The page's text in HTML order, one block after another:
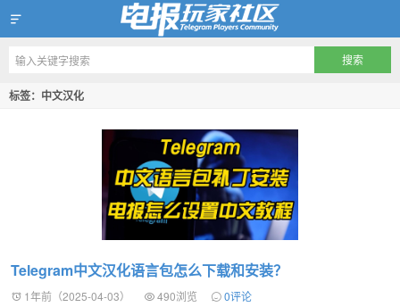
Telegram玩家社区
标签：中文汉化
Telegram中文汉化语言包怎么下载和安装？
1年前（2025-04-03） 490浏览 0评论